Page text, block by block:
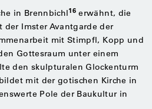
in Brennbichl16 erwähnt, die
der Imster Avantgarde der
mit Stimpfl, Kopp und
Gottesraum unter einem
den skulpturalen Glockenturm
mit der gotischen Kirche in
Pole der Baukultur in